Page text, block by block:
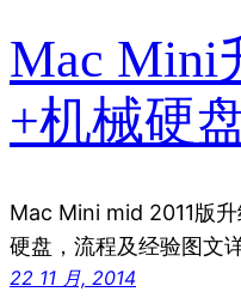
Mac Mini
+机械硬
Mac Mini mid 2011版
硬盘，流程及经验图文
22 11 月, 2014